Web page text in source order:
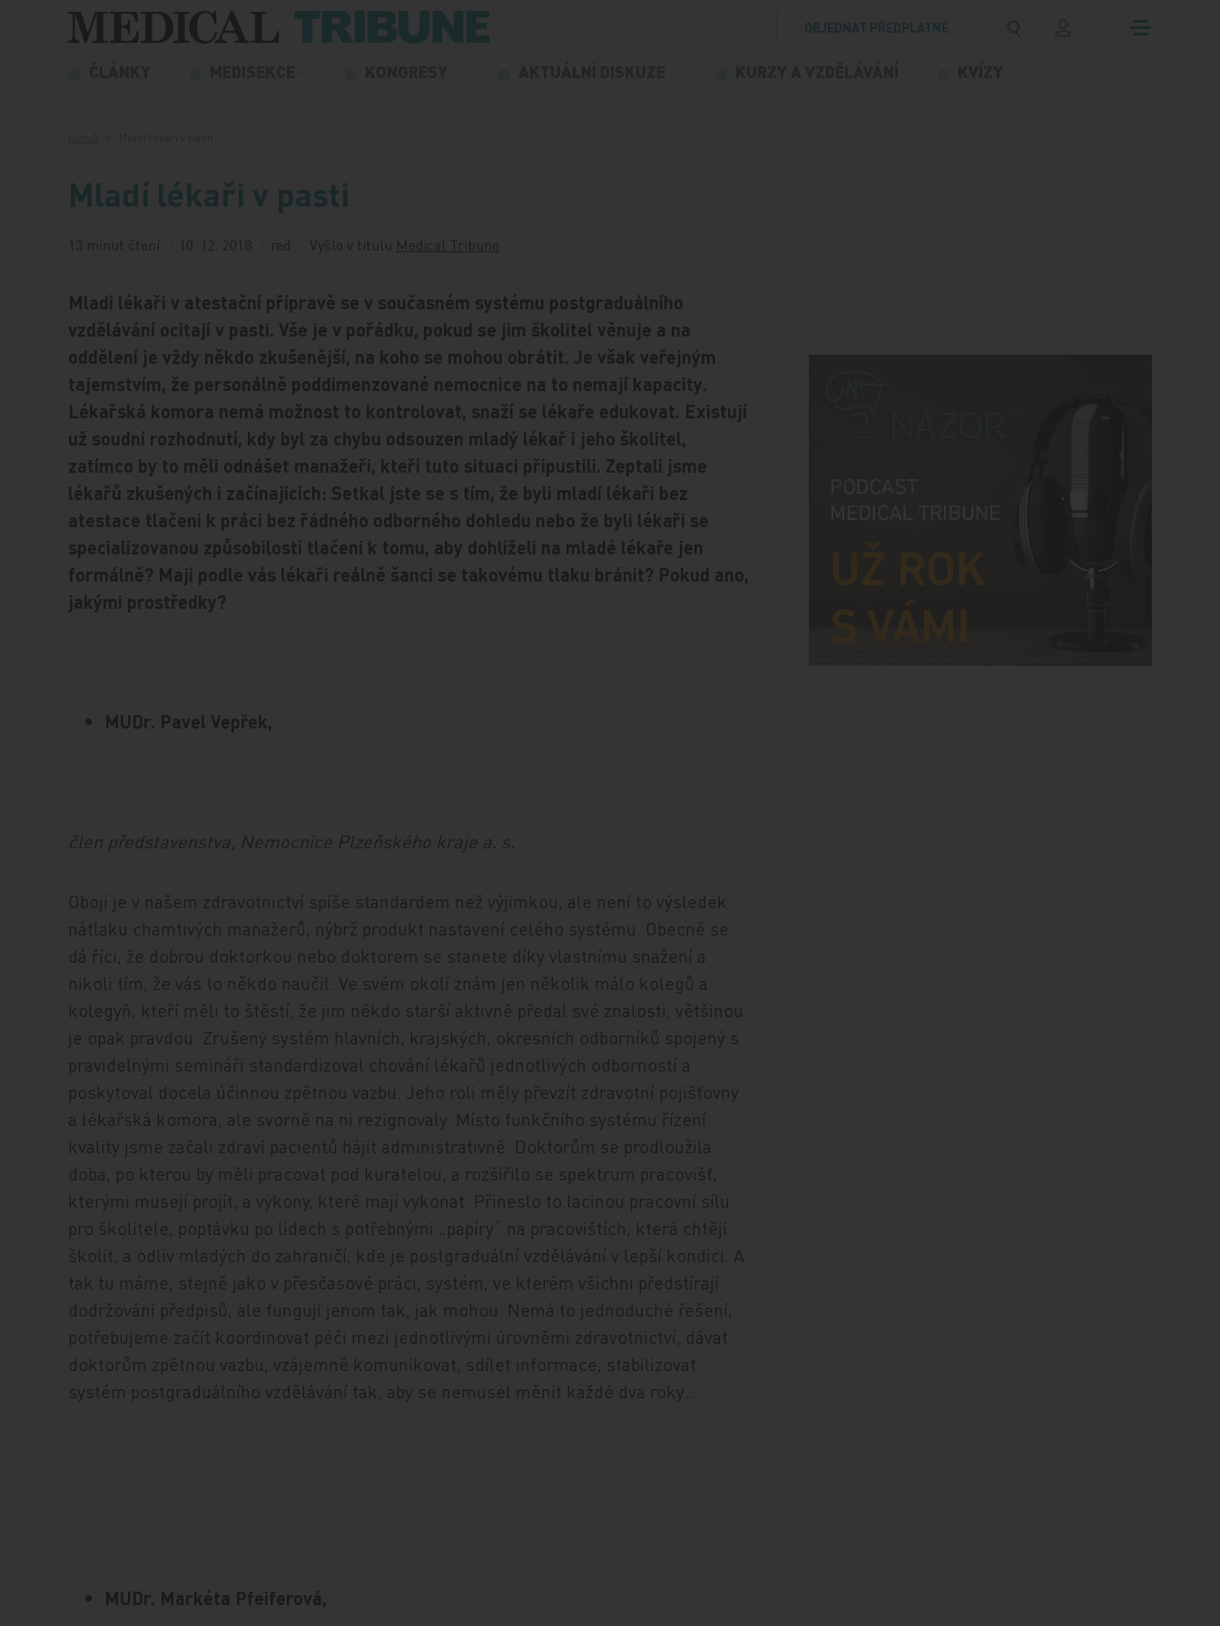
Přeskočit na obsah
OBJEDNAT PŘEDPLATNÉ
Mladí lékaři v pasti
13 minut čtení 10. 12. 2018 red Vyšlo v titulu Medical Tribune
Mladí lékaři v atestační přípravě se v současném systému postgraduálního
vzdělávání ocitají v pasti. Vše je v pořádku, pokud se jim školitel věnuje a na
oddělení je vždy někdo zkušenější, na koho se mohou obrátit. Je však veřejným
tajemstvím, že personálně poddimenzované nemocnice na to nemají kapacity.
Lékařská komora nemá možnost to kontrolovat, snaží se lékaře edukovat. Existují
už soudní rozhodnutí, kdy byl za chybu odsouzen mladý lékař i jeho školitel,
zatímco by to měli odnášet manažeři, kteří tuto situaci připustili. Zeptali jsme
lékařů zkušených i začínajících: Setkal jste se s tím, že byli mladí lékaři bez
atestace tlačeni k práci bez řádného odborného dohledu nebo že byli lékaři se
specializovanou způsobilostí tlačeni k tomu, aby dohlíželi na mladé lékaře jen
formálně? Mají podle vás lékaři reálně šanci se takovému tlaku bránit? Pokud ano,
jakými prostředky?
MUDr. Pavel Vepřek,
člen představenstva, Nemocnice Plzeňského kraje a. s.
Obojí je v našem zdravotnictví spíše standardem než výjimkou, ale není to výsledek
nátlaku chamtivých manažerů, nýbrž produkt nastavení celého systému. Obecně se
dá říci, že dobrou doktorkou nebo doktorem se stanete díky vlastnímu snažení a
nikoli tím, že vás to někdo naučil. Ve svém okolí znám jen několik málo kolegů a
kolegyň, kteří měli to štěstí, že jim někdo starší aktivně předal své znalosti, většinou
je opak pravdou. Zrušený systém hlavních, krajských, okresních odborníků spojený s
pravidelnými semináři standardizoval chování lékařů jednotlivých odborností a
poskytoval docela účinnou zpětnou vazbu. Jeho roli měly převzít zdravotní pojišťovny
a lékařská komora, ale svorně na ni rezignovaly. Místo funkčního systému řízení
kvality jsme začali zdraví pacientů hájit administrativně. Doktorům se prodloužila
doba, po kterou by měli pracovat pod kuratelou, a rozšířilo se spektrum pracovišť,
kterými musejí projít, a výkony, které mají vykonat. Přineslo to lacinou pracovní sílu
pro školitele, poptávku po lidech s potřebnými „papíry“ na pracovištích, která chtějí
školit, a odliv mladých do zahraničí, kde je postgraduální vzdělávání v lepší kondici. A
tak tu máme, stejně jako v přesčasové práci, systém, ve kterém všichni předstírají
dodržování předpisů, ale fungují jenom tak, jak mohou. Nemá to jednoduché řešení,
potřebujeme začít koordinovat péči mezi jednotlivými úrovněmi zdravotnictví, dávat
doktorům zpětnou vazbu, vzájemně komunikovat, sdílet informace, stabilizovat
systém postgraduálního vzdělávání tak, aby se nemusel měnit každé dva roky…
MUDr. Markéta Pfeiferová,